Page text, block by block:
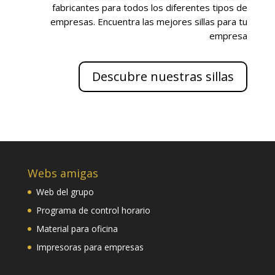
fabricantes para todos los diferentes tipos de
empresas. Encuentra las mejores sillas para tu
empresa
Descubre nuestras sillas
Webs amigas
Web del grupo
Programa de control horario
Material para oficina
Impresoras para empresas